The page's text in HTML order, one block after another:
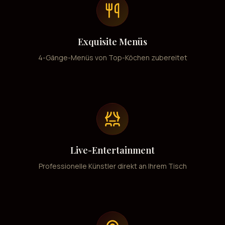
Exquisite Menüs
4-Gänge-Menüs von Top-Köchen zubereitet
Live-Entertainment
Professionelle Künstler direkt an Ihrem Tisch